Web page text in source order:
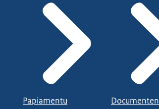
Papiamentu Documenten